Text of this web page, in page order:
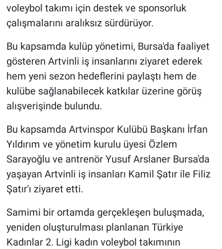
voleybol takımı için destek ve sponsorluk
çalışmalarını aralıksız sürdürüyor.
Bu kapsamda kulüp yönetimi, Bursa'da faaliyet
gösteren Artvinli iş insanlarını ziyaret ederek
hem yeni sezon hedeflerini paylaştı hem de
kulübe sağlanabilecek katkılar üzerine görüş
alışverişinde bulundu.
Bu kapsamda Artvinspor Kulübü Başkanı İrfan
Yıldırım ve yönetim kurulu üyesi Özlem
Sarayoğlu ve antrenör Yusuf Arslaner Bursa'da
yaşayan Artvinli iş insanları Kamil Şatır ile Filiz
Şatır'ı ziyaret etti.
Samimi bir ortamda gerçekleşen buluşmada,
yeniden oluşturulması planlanan Türkiye
Kadınlar 2. Ligi kadın voleybol takımının